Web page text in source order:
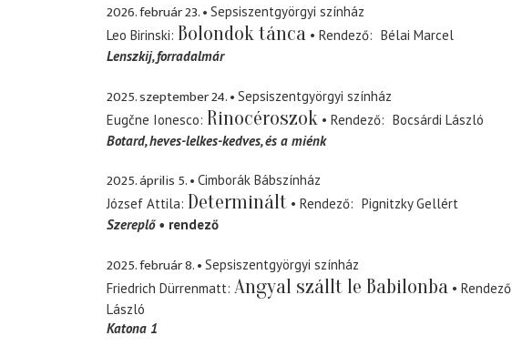
2026. február 23.
Sepsiszentgyörgyi színház
Leo Birinski Bolondok tánca Rendező
Bélai Marcel
Lenszkij forradalmár
2025. szeptember 24.
Sepsiszentgyörgyi színház
Eugčne Ionesco Rinocéroszok Rendező
Bocsárdi László
Botard heves-lelkes-kedves, és a miénk
2025. április 5.
Cimborák Bábszínház
József Attila Determinált Rendező
Pignitzky Gellért
Szereplő
rendező
2025. február 8.
Sepsiszentgyörgyi színház
Friedrich Dürrenmatt Angyal szállt le Babilonba Rendező
László
Katona 1